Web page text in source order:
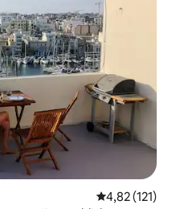
4,82 (121)